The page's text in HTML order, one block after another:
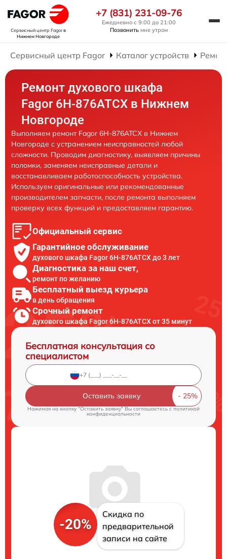
Сервисный центр Fagorв
Нижнем Новгороде
+7 (831) 231-09-76
Ежедневно с 9:00 до 21:00
Позвонить мне утром
Сервисный центр Fagor Каталог устройств
Ремонт духового шкафа
Fagor 6H-876ATCX в Нижнем
Новгороде
Выполняем ремонт Fagor 6H-876ATCX в Нижнем
Новгороде с устранением неисправностей любой
сложности. Проводим диагностику, выявляем причины
поломки, заменяем неисправные детали и
восстанавливаем работоспособность устройства.
Используем оригинальные или рекомендованные
производителем запчасти, после ремонта выполняем
проверку всех функций и предоставляем гарантию.
Официальный сервис
Гарантийное обслуживание
духового шкафа Fagor 6H-876ATCX до 3 лет
Диагностика за наш счет,
ремонт по желанию
Бесплатный выезд курьера
в день обращения
Срочный ремонт
духового шкафа Fagor 6H-876ATCX от 35 минут
Бесплатная консультация со
специалистом
Оставить заявку
Нажимая на кнопку "Оставить заявку" Вы соглашаетесь cполитикой
конфиденциальности
-20%
Скидка по
предварительной
записи на сайте